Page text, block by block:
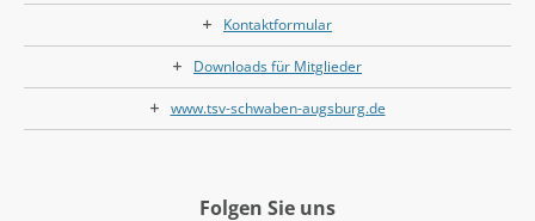
Kontaktformular
Downloads für Mitglieder
www.tsv-schwaben-augsburg.de
Folgen Sie uns